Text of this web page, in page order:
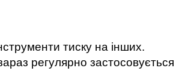
тиску на інших.
регулярно застосовується